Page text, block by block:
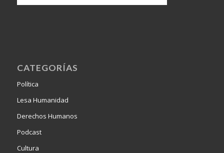
CATEGORÍAS
Política
Lesa Humanidad
Derechos Humanos
Podcast
Cultura